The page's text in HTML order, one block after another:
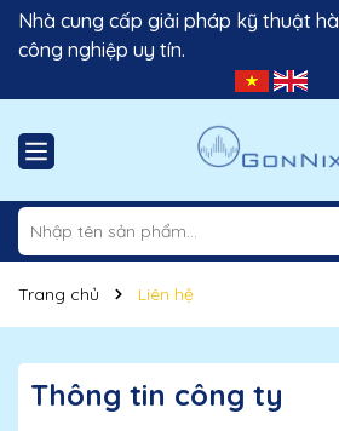
Nhà cung cấp giải pháp kỹ thuật
công nghiệp uy tín.
Trang chủ Liên hệ
Thông tin công ty